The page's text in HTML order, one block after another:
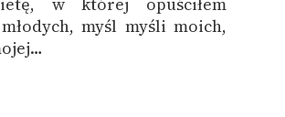
myśl myśli moich,